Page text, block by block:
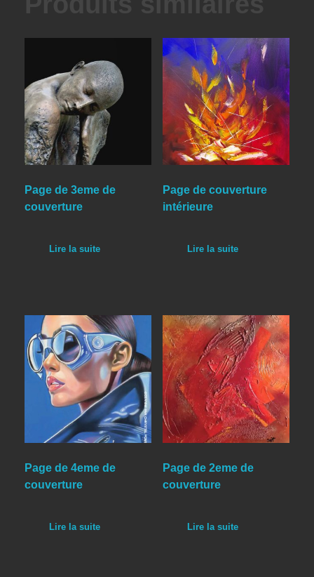
Page de 3eme de
couverture
Lire la suite
Page de couverture
intérieure
Lire la suite
Page de 4eme de
couverture
Lire la suite
Page de 2eme de
couverture
Lire la suite